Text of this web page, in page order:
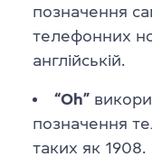
позначення
телефонних
англійській.
“Oh”
позначення
таких як 1908.